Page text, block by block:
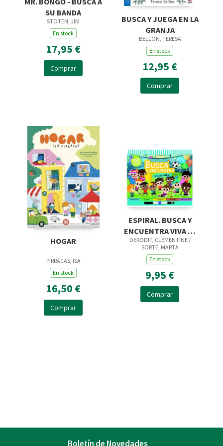
SU BANDA
STOTEN, JIM
En stock
17,95 €
Comprar
BUSCA Y JUEGA EN LA
GRANJA
BELLON, TERESA
En stock
12,95 €
Comprar
HOGAR
PIRRACAS, ISA
En stock
16,50 €
Comprar
ESPIRAL. BUSCA Y
ENCUENTRA VIVA EL
FUTBOL
DERODIT, CLEMENTINE /
SORTE, MARTA
En stock
9,95 €
Comprar
Boletín de Novedades